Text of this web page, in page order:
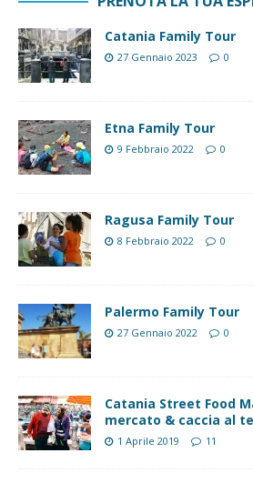
Catania Family Tour
27 Gennaio 2023 0
Etna Family Tour
9 Febbraio 2022 0
Ragusa Family Tour
8 Febbraio 2022 0
Palermo Family Tour
27 Gennaio 2022 0
Catania Street Food
mercato & caccia al
1 Aprile 2019 11